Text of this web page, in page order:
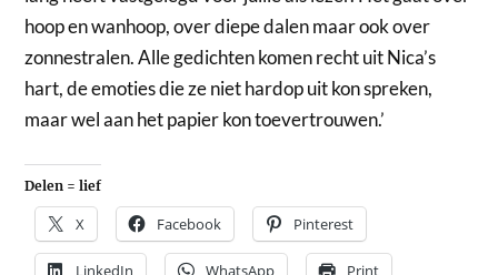
hoop en wanhoop, over diepe dalen maar ook over
zonnestralen. Alle gedichten komen recht uit Nica’s
hart, de emoties die ze niet hardop uit kon spreken,
maar wel aan het papier kon toevertrouwen.’
Delen = lief
X Facebook Pinterest
LinkedIn WhatsApp Print